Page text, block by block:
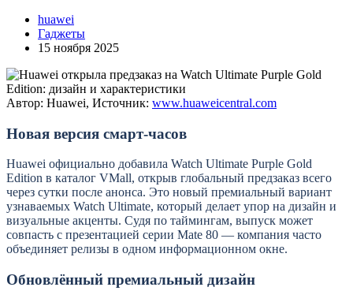
huawei
Гаджеты
15 ноября 2025
Автор: Huawei, Источник: www.huaweicentral.com
Новая версия смарт-часов
Huawei официально добавила Watch Ultimate Purple Gold
Edition в каталог VMall, открыв глобальный предзаказ всего
через сутки после анонса. Это новый премиальный вариант
узнаваемых Watch Ultimate, который делает упор на дизайн и
визуальные акценты. Судя по таймингам, выпуск может
совпасть с презентацией серии Mate 80 — компания часто
объединяет релизы в одном информационном окне.
Обновлённый премиальный дизайн